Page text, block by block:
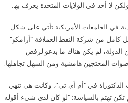
لا أحد في الولايات المتحدة يعرف بها.
في الجامعات الأمريكية تأتي على شكل
من شركة النفط العملاقة “أرامكو”
الدولة، لم يكن هناك ما يدعو لرفض
أصوات المحتجين هامشية ومن السهل تجاهلها.
في “أم أي تي”، وكانت هي تنهي
تكن تهتم بالسياسة: “لو كان لدي شيء أقوله